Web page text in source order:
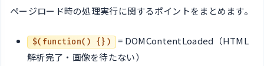
ページロード時の処理実行に関するポイントをまとめます。
$(function() {})
= DOMContentLoaded（HTML
解析完了・画像を待たない）